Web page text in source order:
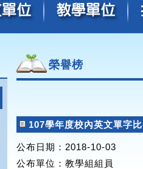
榮譽榜
107學年度校內英文單字
公布日期：2018-10-03
公布單位 ：教學組組員